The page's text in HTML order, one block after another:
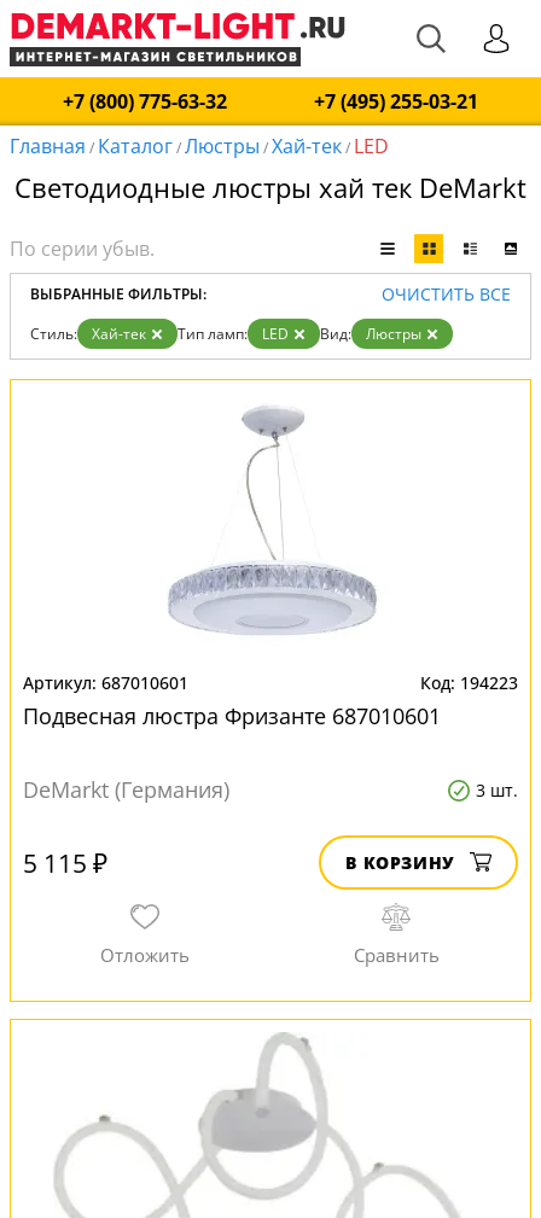
+7 (800) 775-63-32
+7 (495) 255-03-21
Главная / Каталог/Люстры /Хай-тек/ LED
Светодиодные люстры хай тек DeMarkt
ВЫБРАННЫЕ ФИЛЬТРЫ: ОЧИСТИТЬ ВСЕ
Стиль: Хай-тек Тип ламп: LED Вид: Люстры
687010601 194223
Подвесная люстра Фризанте 687010601
DeMarkt (Германия) 3 шт.
5 115 ₽ В КОРЗИНУ